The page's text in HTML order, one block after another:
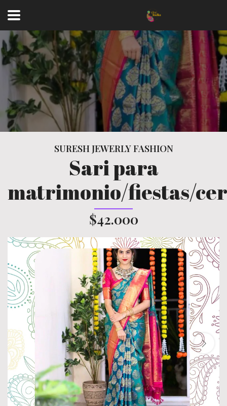
SURESH JEWERLY FASHION
Sari para
matrimonio/fiestas/
$42.000